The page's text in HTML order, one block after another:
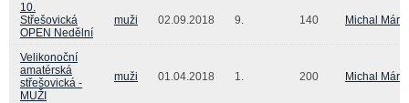
10.
Střešovická
OPEN Nedělní
muži 02.09.2018 9. 140 Michal Mára
Velikonoční
amatérská
střešovická -
MUŽI
muži 01.04.2018 1. 200 Michal Mára